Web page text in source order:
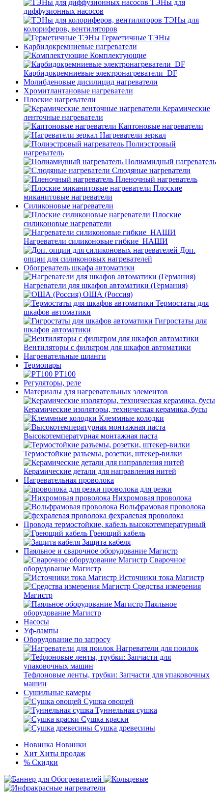
ТЭНы для
диффузионных насосов
ТЭНы для
колориферов, вентиляторов
Герметичные ТЭНы
Карбидокремниевые нагреватели
Комплектующие
Карбидокремниевые электронагреватели_DF
Молибденовые дисилицид нагреватели
Хромитлантановые нагреватели
Плоские нагреватели
Керамические
ленточные нагреватели
Каптоновые нагреватели
Нагреватели зеркал
Полиэстровый
нагреватель
Полиамидный нагреватель
Слюдяные нагреватели
Пленочный нагреватель
Плоские
миканитовые нагреватели
Силиконовые нагреватели
Плоские
силиконовые нагреватели
Нагреватели силиконовые гибкие_НАШИ
Доп.
опции для силиконовых нагревателей
Обогреватель шкафа автоматики
Нагреватели для шкафов автоматики (Германия)
ОША (Россия)
Термостаты для
шкафов автоматики
Гигростаты для
шкафов автоматики
Вентиляторы с фильтром для шкафов автоматики
Нагревательные шланги
Термопары
PT100
Регуляторы, реле
Материалы для нагревательных элементов
Керамические изоляторы, техническая керамика, бусы
Клеммные колодки
Высокотемпературная монтажная паста
Термостойкие разъемы, розетки, штекер-вилки
Керамические детали для направления нитей
Нагревательная проволока
проволока для резки
Нихромовая проволока
Вольфрамовая проволока
фехралевая проволока
Провода термостойкие, кабель высокотемпературный
Греющий кабель
Защита кабеля
Паяльное и сварочное оборудование Магистр
Сварочное
оборудование Магистр
Источники тока Магистр
Средства измерения
Магистр
Паяльное
оборудование Магистр
Насосы
Уф-лампы
Оборудование по запросу
Нагреватели для поилок
Тефлоновые ленты, трубки: Запчасти для упаковочных
машин
Сушильные камеры
Сушка овощей
Туннельная сушка
Сушка краски
Сушка древесины
Новинка Новинки
Хит Хиты продаж
% Скидки